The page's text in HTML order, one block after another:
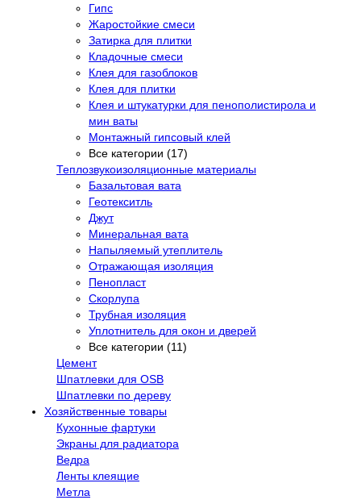
Гипс
Жаростойкие смеси
Затирка для плитки
Кладочные смеси
Клея для газоблоков
Клея для плитки
Клея и штукатурки для пенополистирола и
мин ваты
Монтажный гипсовый клей
Все категории (17)
Теплозвукоизоляционные материалы
Базальтовая вата
Геотекситль
Джут
Минеральная вата
Напыляемый утеплитель
Отражающая изоляция
Пенопласт
Скорлупа
Трубная изоляция
Уплотнитель для окон и дверей
Все категории (11)
Цемент
Шпатлевки для OSB
Шпатлевки по дереву
Хозяйственные товары
Кухонные фартуки
Экраны для радиатора
Ведра
Ленты клеящие
Метла